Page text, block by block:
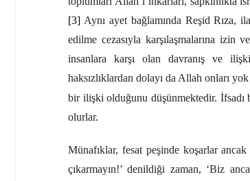
[3] Aynı ayet bağlamında Reşid Rıza,
edilme cezasıyla karşılaşmalarına
insanlara karşı olan davranış ve
haksızlıklardan dolayı da Allah onları
bir ilişki olduğunu düşünmektedir. İfsadı
olurlar.
Münafıklar, fesat peşinde koşarlar
çıkarmayın!’ denildiği zaman, ‘Biz